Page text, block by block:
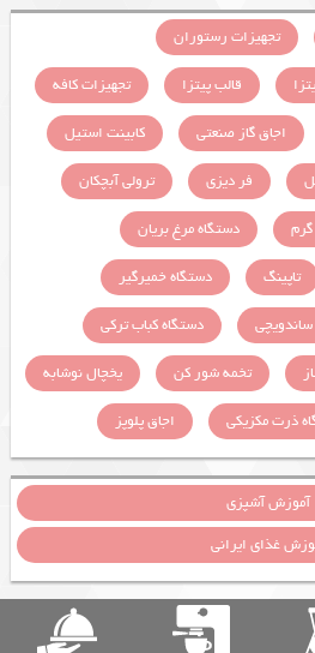
تجهیزات رستوران
قالب پیتزا
تجهیزات کافه
اجاق گاز صنعتی
کابینت استیل
فر دیزی
ترولی آبچکان
گرم
دستگاه مرغ بریان
تاپینگ
دستگاه خمیرگیر
دستگاه کباب ترکی
تخمه شور کن
یخچال نوشابه
ذرت مکزیکی اجاق پلوپز
آموزش آشپزی
غذای ایرانی